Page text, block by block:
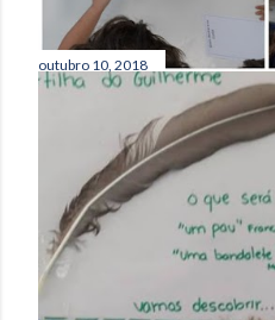
outubro 10, 2018
“O MUNDO É
MINHA BOLA”